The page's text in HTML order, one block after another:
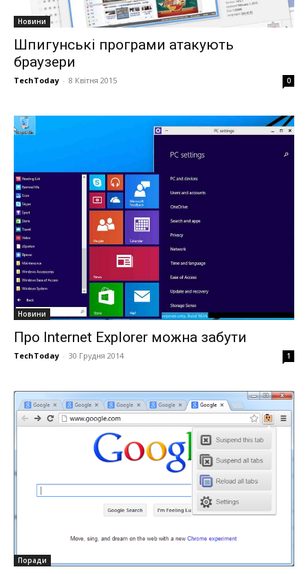
Новини
Шпигунські програми атакують
браузери
TechToday - 8 Квітня 2015 0
Новини
Про Internet Explorer можна забути
TechToday - 30 Грудня 2014 1
Поради